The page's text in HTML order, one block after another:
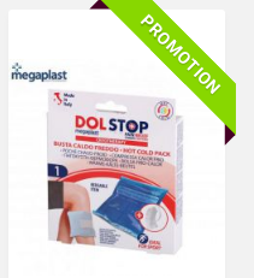
PROMOTION